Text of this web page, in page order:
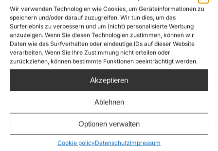
Wir verwenden Technologien wie Cookies, um Geräteinformationen zu
speichern und/oder darauf zuzugreifen. Wir tun dies, um das
Surferlebnis zu verbessern und um (nicht) personalisierte Werbung
anzuzeigen. Wenn Sie diesen Technologien zustimmen, können wir
Daten wie das Surfverhalten oder eindeutige IDs auf dieser Website
verarbeiten. Wenn Sie Ihre Zustimmung nicht erteilen oder
zurückziehen, können bestimmte Funktionen beeinträchtigt werden.
Akzeptieren
Ablehnen
Optionen verwalten
Cookie policyDatenschutzImpressum
Coalition des Associations Humanitaires de
Médenine
Collectif Droit de Rester, Lausanne
Comité de Vigilance pour la Démocratie en Tunisie
– Belgique
Comité pour le respect des libertés et des droits de
l’homme en Tunisie (CRLDHT)
Connexion
Damj l’association tunisienne de la justice et